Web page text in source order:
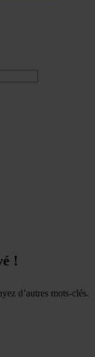
!
d’autres mots-clés.